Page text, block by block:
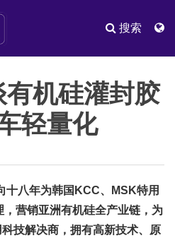
搜索
机硅灌封胶
轻量化
十八年为韩国KCC、MSK特用
营销亚洲有机硅全产业链，为
技解决商，拥有高新技术、原